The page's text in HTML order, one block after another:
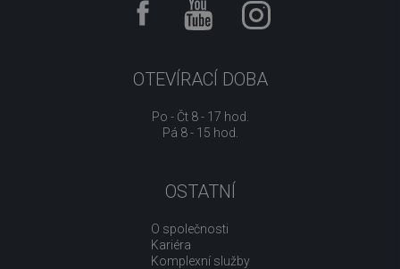
OTEVÍRACÍ DOBA
Po - Čt 8 - 17 hod.
Pá 8 - 15 hod.
OSTATNÍ
O společnosti
Kariéra
Komplexní služby